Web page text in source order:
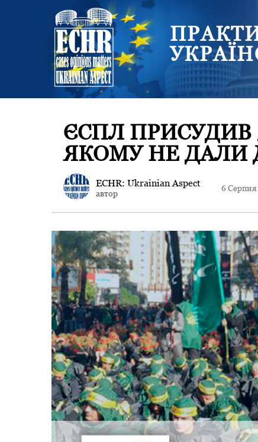
ЄСПЛ ПРИСУДИВ
ЯКОМУ НЕ ДАЛИ
ECHR: Ukrainian Aspect
автор
6